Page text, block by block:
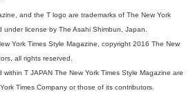
and the T logo are trademarks of The New York
under license by The Asahi Shimbun, Japan.
York Times Style Magazine, copyright 2016 The New
all rights reserved.
T JAPAN The New York Times Style Magazine are
Times Company or those of its contributors.